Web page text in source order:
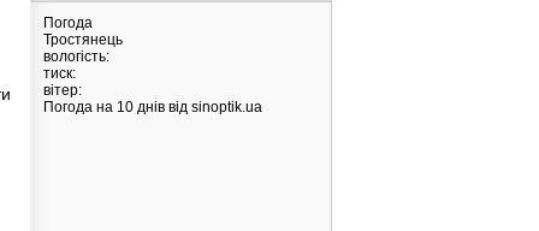
Погода
Тростянець
вологість:
тиск:
вітер:
Погода на 10 днів від sinoptik.ua